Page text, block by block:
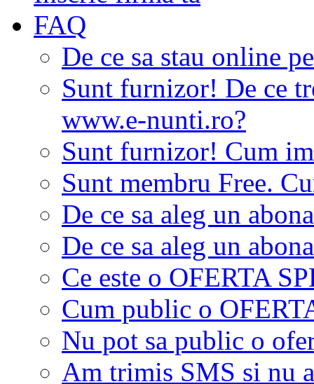
FAQ
De ce sa stau online
Sunt furnizor! De ce
www.e-nunti.ro?
Sunt furnizor! Cum
Sunt membru Free.
De ce sa aleg un
De ce sa aleg un
Ce este o OFERTA
Cum public o
Nu pot sa public o
Am trimis SMS si nu